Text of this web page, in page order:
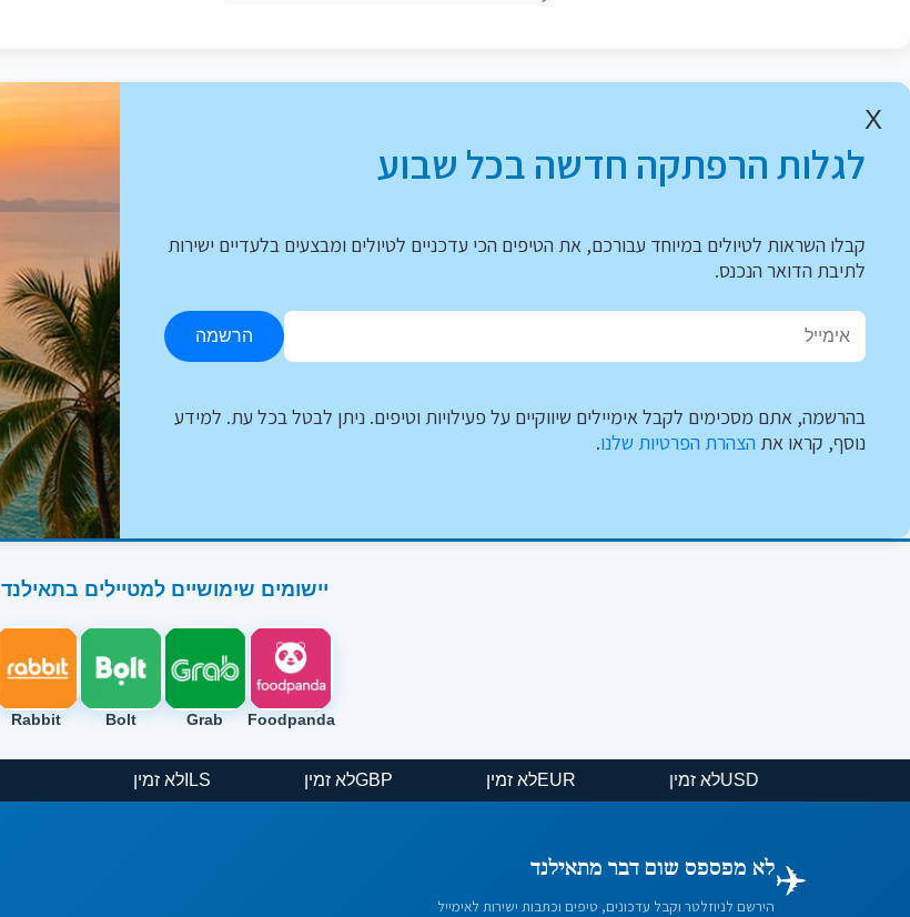
X
לגלות הרפתקה חדשה בכל שבוע
קבלו השראות לטיולים במיוחד עבורכם, את הטיפים הכי עדכניים לטיולים ומבצעים בלעדיים ישירות
לתיבת הדואר הנכנס.
הרשמה
בהרשמה, אתם מסכימים לקבל אימיילים שיווקיים על פעילויות וטיפים. ניתן לבטל בכל עת. למידע
נוסף, קראו את הצהרת הפרטיות שלנו.
יישומים שימושיים למטיילים בתאילנד
Foodpanda
Grab
Bolt
Rabbit
USDלא זמין EURלא זמין GBPלא זמין ILSלא זמין
✈️לא מפספס שום דבר מתאילנד
הירשם לניוזלטר וקבל עדכונים, טיפים וכתבות ישירות לאימייל